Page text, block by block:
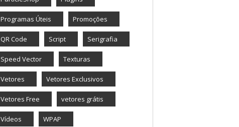
Programas Úteis Promoções
QR Code Script Serigrafia
Speed Vector Texturas
Vetores Vetores Exclusivos
Vetores Free vetores grátis
Vídeos WPAP